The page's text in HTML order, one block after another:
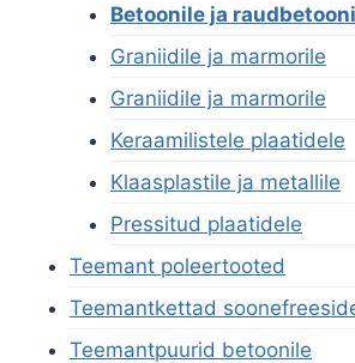
Betoonile ja
Graniidile ja marmorile
Graniidile ja marmorile
Keraamilistele plaatidele
Klaasplastile ja metallile
Pressitud plaatidele
Teemant poleertooted
Teemantkettad
Teemantpuurid betoonile